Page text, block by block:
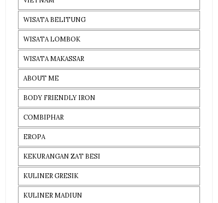
WISATA BELITUNG
WISATA LOMBOK
WISATA MAKASSAR
ABOUT ME
BODY FRIENDLY IRON
COMBIPHAR
EROPA
KEKURANGAN ZAT BESI
KULINER GRESIK
KULINER MADIUN